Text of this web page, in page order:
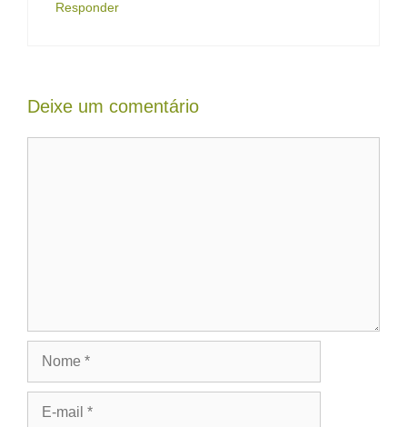
Responder
Deixe um comentário